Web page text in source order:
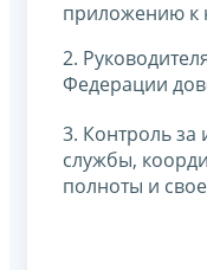
приложению к
2.
Федерации
3. Контроль за
службы,
полноты и